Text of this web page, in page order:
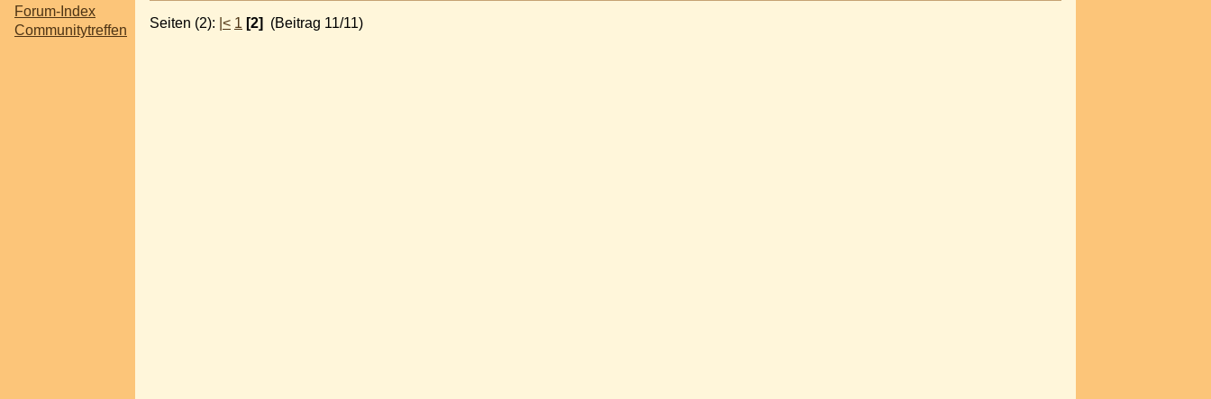
Forum-Index
Communitytreffen
Seiten (2): |< 1 [2] (Beitrag 11/11)